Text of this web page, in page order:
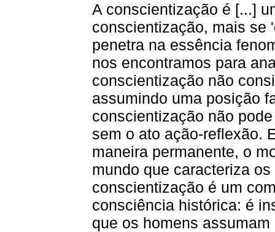
A conscientização é [...]
conscientização, mais se
penetra na essência
nos encontramos para
conscientização não
assumindo uma posição
conscientização não
sem o ato ação-reflexão.
maneira permanente, o
mundo que caracteriza
conscientização é um
consciência histórica: é
que os homens